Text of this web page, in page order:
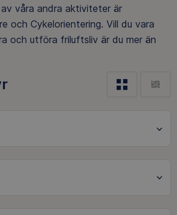
våra andra aktiviteter är
och Cykelorientering. Vill du vara
och utföra friluftsliv är du mer än